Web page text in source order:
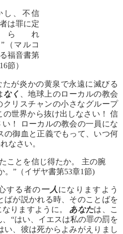
し、不信
は罪に定
られ
（マルコ
福音書第
節）
が炎かの黄泉で永遠に滅びる
なく
、地球上のローカルの教会
リスチャンの小さなグループ
世界から抜け出しなさい！ 信
！ ローカルの教会の一員にな
の御血と正義でもって、いつ何
なさい。
ことを信じ得たか。 主の腕
。”（イザヤ書第53章1節)
する者の一人 になりますよう
ばが説かれる時、そのことばを
りますように。 あなたは、こ
“はい、イエスは私の罪の罰を
い、彼は死からよみがえりまし